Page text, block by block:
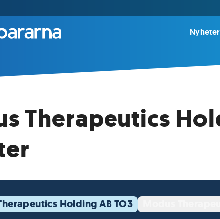
Nyheter
Therapeutics
Holding AB TO3